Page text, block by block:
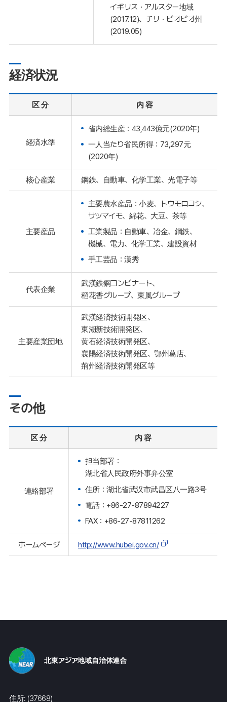
イギリス・アルスター地域
(2017.12)、チリ・ビオビオ州
(2019.05)
経済状況
区 分 内 容
経済水準
省内総生産：43,443億元(2020年)
一人当たり省民所得：73,297元
(2020年)
核心産業 鋼鉄、自動車、化学工業、光電子等
主要産品
主要農水産品：小麦、トウモロコシ、
サツマイモ、綿花、大豆、茶等
工業製品：自動車、冶金、鋼鉄、
機械、電力、化学工業、建設資材
手工芸品：漢秀
代表企業
武漢鉄鋼コンビナート、
稻花香グループ、東風グループ
主要産業団地
武漢経済技術開発区、
東湖新技術開発区、
黄石経済技術開発区、
襄陽経済技術開発区、鄂州葛店、
荊州経済技術開発区等
その他
区 分 内 容
連絡部署
担当部署：
湖北省人民政府外事弁公室
住所：湖北省武汉市武昌区八一路3号
電話：+86-27-87894227
FAX：+86-27-87811262
ホームページ http://www.hubei.gov.cn/
北東アジア地域自治体連合
住所: (37668)